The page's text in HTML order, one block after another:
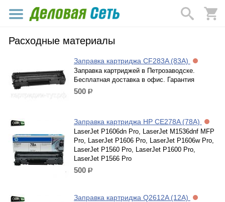
Расходные материалы
Заправка картриджа CF283A (83A)
Заправка картриджей в Петрозаводске.
Бесплатная доставка в офис. Гарантия
500 р.
Заправка картриджа HP CE278A (78A)
LaserJet P1606dn Pro, LaserJet M1536dnf MFP
Pro, LaserJet P1606 Pro, LaserJet P1606w Pro,
LaserJet P1560 Pro, LaserJet P1600 Pro,
LaserJet P1566 Pro
500 р.
Заправка картриджа Q2612A (12A)